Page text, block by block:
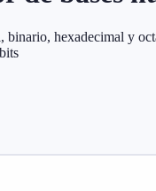
binario, hexadecimal y